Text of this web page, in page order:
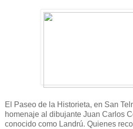
El Paseo de la Historieta, en San
homenaje al dibujante Juan Carlos
conocido como Landrú. Quienes